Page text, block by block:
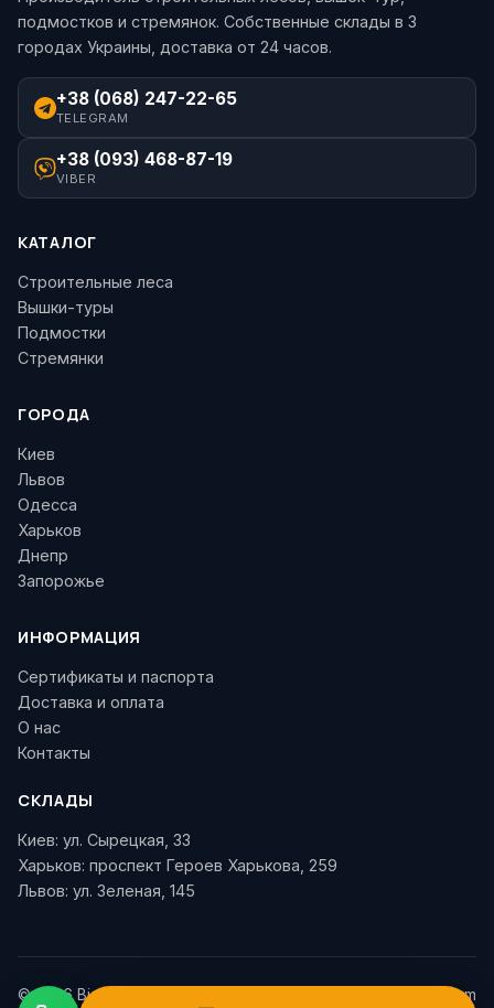
подмостков и стремянок. Собственные склады в 3
городах Украины, доставка от 24 часов.
+38 (068) 247-22-65
TELEGRAM
+38 (093) 468-87-19
VIBER
КАТАЛОГ
Строительные леса
Вышки-туры
Подмостки
Стремянки
ГОРОДА
Киев
Львов
Одесса
Харьков
Днепр
Запорожье
ИНФОРМАЦИЯ
Сертификаты и паспорта
Доставка и оплата
О нас
Контакты
СКЛАДЫ
Киев: ул. Сырецкая, 33
Харьков: проспект Героев Харькова, 259
Львов: ул. Зеленая, 145
© 2026 Biglesa. Все права biglesa.com.ua@gmail.com